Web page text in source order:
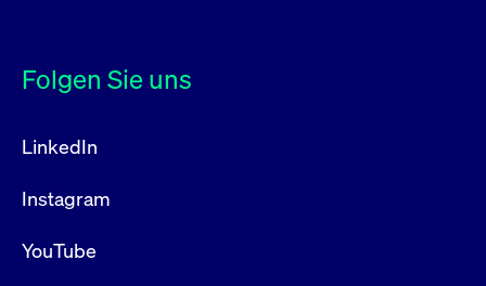
Folgen Sie uns
LinkedIn
Instagram
YouTube